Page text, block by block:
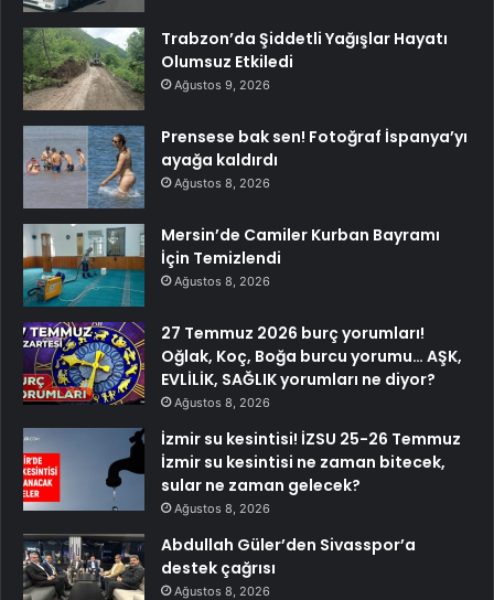
Trabzon’da Şiddetli Yağışlar Hayatı
Olumsuz Etkiledi
Ağustos 9, 2026
Prensese bak sen! Fotoğraf İspanya’yı
ayağa kaldırdı
Ağustos 8, 2026
Mersin’de Camiler Kurban Bayramı
İçin Temizlendi
Ağustos 8, 2026
27 Temmuz 2026 burç yorumları!
Oğlak, Koç, Boğa burcu yorumu… AŞK,
EVLİLİK, SAĞLIK yorumları ne diyor?
Ağustos 8, 2026
İzmir su kesintisi! İZSU 25-26 Temmuz
İzmir su kesintisi ne zaman bitecek,
sular ne zaman gelecek?
Ağustos 8, 2026
Abdullah Güler’den Sivasspor’a
destek çağrısı
Ağustos 8, 2026